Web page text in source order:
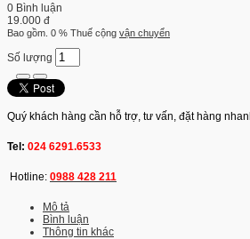
0 Bình luận
19.000 đ
Bao gồm. 0 % Thuế cộng vận chuyển
Số lượng
Quý khách hàng cần hỗ trợ, tư vấn, đặt hàng
Tel: 024 6291.6533
Hotline: 0988 428 211
Mô tả
Bình luận
Thông tin khác